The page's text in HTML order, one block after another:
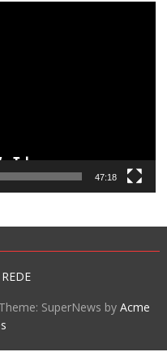
47:18
Theme: SuperNews byAcme